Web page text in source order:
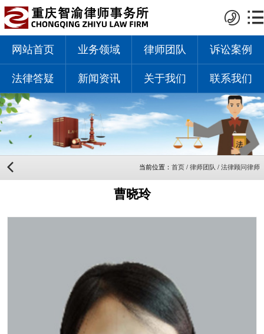
网站首页 业务领域 律师团队 诉讼案例
法律答疑 新闻资讯 关于我们 联系我们
当前位置： 首页 / 律师团队 / 法律顾问律师
曹晓玲